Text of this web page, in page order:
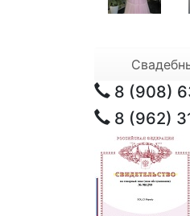
8 (908)
8 (962)